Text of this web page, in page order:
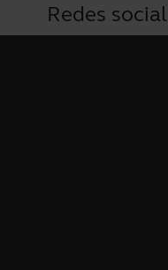
Redes